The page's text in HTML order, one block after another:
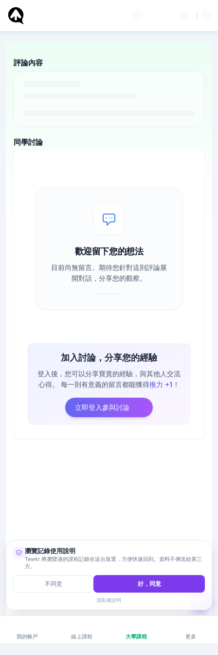
評論內容
同學討論
歡迎留下您的想法
目前尚無留言。期待您針對這則評論展
開對話，分享您的觀察。
加入討論，分享您的經驗
登入後，您可以分享寶貴的經驗，與其他人交流
心得。
每一則有意義的留言都能獲得推力 +1 ！
立即登入參與討論
我的帳戶 線上課程 大學課程 更多
瀏覽記錄使用說明
Tewkr 將瀏覽過的課程記錄在這台裝置，方便快速回到。資料不傳送給第三
方。
不同意 好，同意
隱私權說明